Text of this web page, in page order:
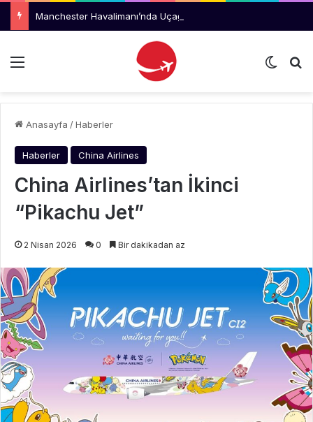
Menü Dış
Anasayfa /Haberler
Haberler China Airlines
China Airlines’tan İkinci
“Pikachu Jet”
2 Nisan 2026 0 Bir dakikadan az